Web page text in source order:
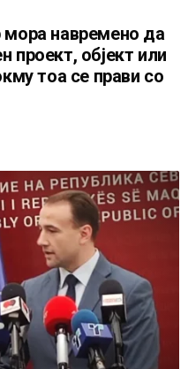
мора навремено да
проект, објект или
тоа се прави со